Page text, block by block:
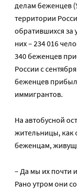
делам беженцев
территории
обратившихся
них – 234 016
340 беженцев
России с
беженцев
иммигрантов.
На автобусной
жительницы, как
беженцам,
– Да мы их почти
Рано утром они